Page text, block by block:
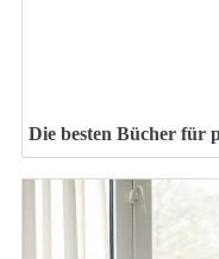
Die besten Bücher für